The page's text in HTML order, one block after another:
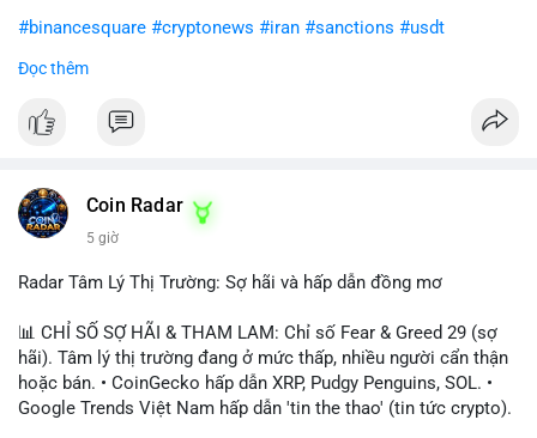
#binancesquare #cryptonews #iran #sanctions #usdt
$usdt
#vlikevn #titanbot
Đọc thêm
Coin Radar
5 giờ
Radar Tâm Lý Thị Trường: Sợ hãi và hấp dẫn đồng mơ
📊 CHỈ SỐ SỢ HÃI & THAM LAM: Chỉ số Fear & Greed 29 (sợ
hãi). Tâm lý thị trường đang ở mức thấp, nhiều người cẩn thận
hoặc bán. • CoinGecko hấp dẫn XRP, Pudgy Penguins, SOL. •
Google Trends Việt Nam hấp dẫn 'tin the thao' (tin tức crypto).